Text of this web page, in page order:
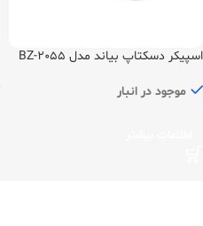
اسپیکر دسکتاپ بیاند مدل BZ-2055
موجود در انبار